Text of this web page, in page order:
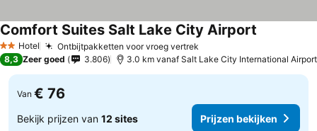
2 Sterren
Hotel Ontbijtpakketten voor vroeg vertrek
Comfort Suites Salt Lake City Airport
8,3 Zeer goed 3.806 3.0 km vanaf Salt Lake City International Airport
Van € 76
Bekijk prijzen van 12 sites Prijzen bekijken